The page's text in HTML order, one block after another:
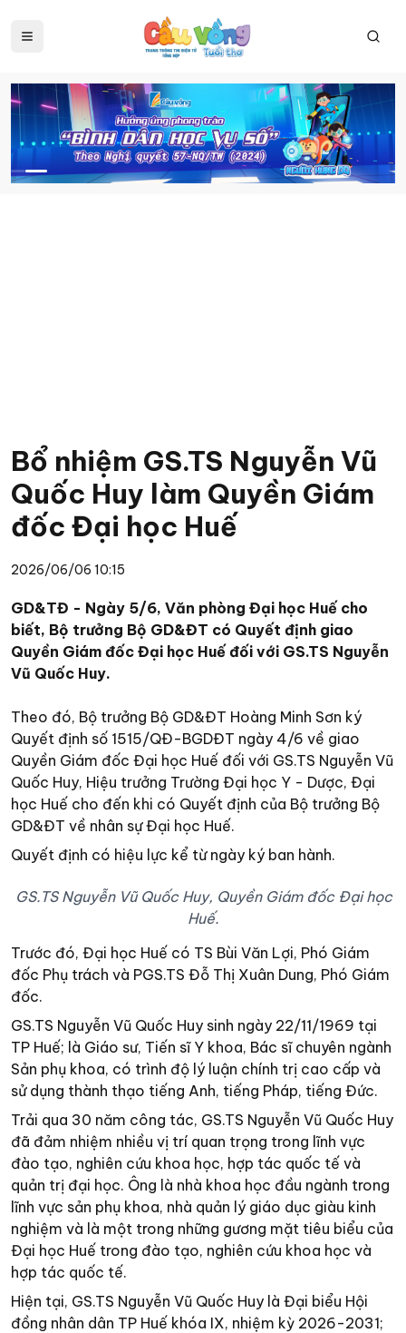
Bổ nhiệm GS.TS Nguyễn Vũ
Quốc Huy làm Quyền Giám
đốc Đại học Huế
2026/06/06 10:15
GD&TĐ - Ngày 5/6, Văn phòng Đại học Huế cho
biết, Bộ trưởng Bộ GD&ĐT có Quyết định giao
Quyền Giám đốc Đại học Huế đối với GS.TS Nguyễn
Vũ Quốc Huy.
Theo đó, Bộ trưởng Bộ GD&ĐT Hoàng Minh Sơn ký
Quyết định số 1515/QĐ-BGDĐT ngày 4/6 về giao
Quyền Giám đốc Đại học Huế đối với GS.TS Nguyễn Vũ
Quốc Huy, Hiệu trưởng Trường Đại học Y - Dược, Đại
học Huế cho đến khi có Quyết định của Bộ trưởng Bộ
GD&ĐT về nhân sự Đại học Huế.
Quyết định có hiệu lực kể từ ngày ký ban hành.
GS.TS Nguyễn Vũ Quốc Huy, Quyền Giám đốc Đại học
Huế.
Trước đó, Đại học Huế có TS Bùi Văn Lợi, Phó Giám
đốc Phụ trách và PGS.TS Đỗ Thị Xuân Dung, Phó Giám
đốc.
GS.TS Nguyễn Vũ Quốc Huy sinh ngày 22/11/1969 tại
TP Huế; là Giáo sư, Tiến sĩ Y khoa, Bác sĩ chuyên ngành
Sản phụ khoa, có trình độ lý luận chính trị cao cấp và
sử dụng thành thạo tiếng Anh, tiếng Pháp, tiếng Đức.
Trải qua 30 năm công tác, GS.TS Nguyễn Vũ Quốc Huy
đã đảm nhiệm nhiều vị trí quan trọng trong lĩnh vực
đào tạo, nghiên cứu khoa học, hợp tác quốc tế và
quản trị đại học. Ông là nhà khoa học đầu ngành trong
lĩnh vực sản phụ khoa, nhà quản lý giáo dục giàu kinh
nghiệm và là một trong những gương mặt tiêu biểu của
Đại học Huế trong đào tạo, nghiên cứu khoa học và
hợp tác quốc tế.
Hiện tại, GS.TS Nguyễn Vũ Quốc Huy là Đại biểu Hội
đồng nhân dân TP Huế khóa IX, nhiệm kỳ 2026-2031;